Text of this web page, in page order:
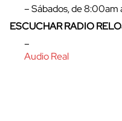
– Sábados, de 8:00am
ESCUCHAR RADIO
–
Audio Real